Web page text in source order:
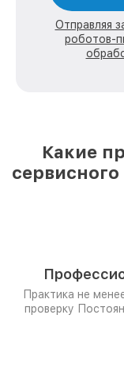
Отправляя
роботов-
Какие
Практика не
проверку